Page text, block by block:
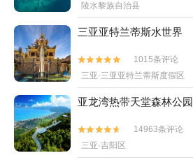
陵水黎族自治县
三亚亚特兰蒂斯水世界


1015条评论
三亚·三亚亚特兰蒂斯度假区
亚龙湾热带天堂森林公园


14963条评论
三亚·吉阳区